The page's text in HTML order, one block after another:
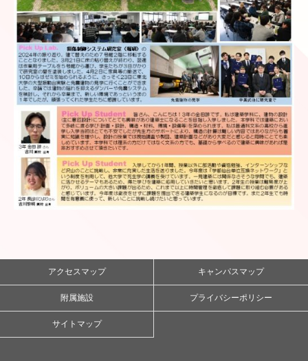
アクセスマップ キャンパスマップ
附属施設 プライバシーポリシー
サイトマップ